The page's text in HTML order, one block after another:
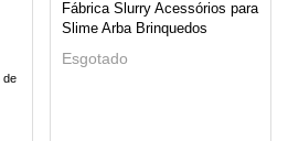
de
Fábrica Slurry Acessórios para
Slime Arba Brinquedos
Esgotado